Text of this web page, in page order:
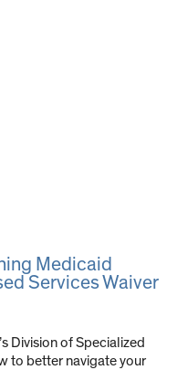
Medicaid
Services Waiver
Division of Specialized
to better navigate your